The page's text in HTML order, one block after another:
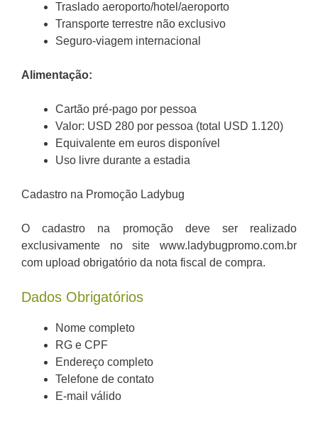
Traslado aeroporto/hotel/aeroporto
Transporte terrestre não exclusivo
Seguro-viagem internacional
Alimentação:
Cartão pré-pago por pessoa
Valor: USD 280 por pessoa (total USD 1.120)
Equivalente em euros disponível
Uso livre durante a estadia
Cadastro na Promoção Ladybug
O cadastro na promoção deve ser realizado
exclusivamente no site www.ladybugpromo.com.br
com upload obrigatório da nota fiscal de compra.
Dados Obrigatórios
Nome completo
RG e CPF
Endereço completo
Telefone de contato
E-mail válido